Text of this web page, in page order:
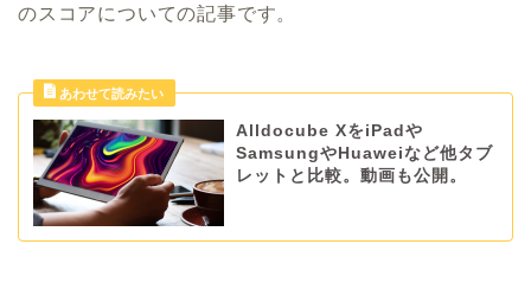
のスコアについての記事です。
Alldocube XをiPadや
SamsungやHuaweiなど他タブ
レットと比較。動画も公開。